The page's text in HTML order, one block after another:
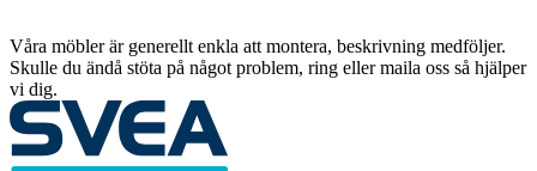
Våra möbler är generellt enkla att montera, beskrivning medföljer.
Skulle du ändå stöta på något problem, ring eller maila oss så hjälper
vi dig.